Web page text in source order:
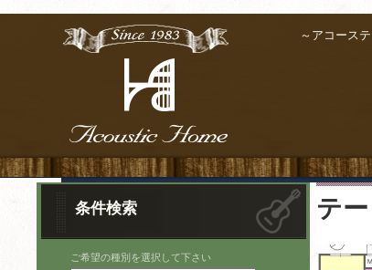
～アコース
条件検索
ご希望の種別を選択して下さい
テ